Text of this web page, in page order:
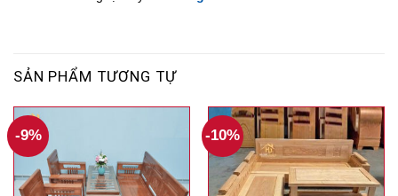
SẢN PHẨM TƯƠNG TỰ
-9% -10%